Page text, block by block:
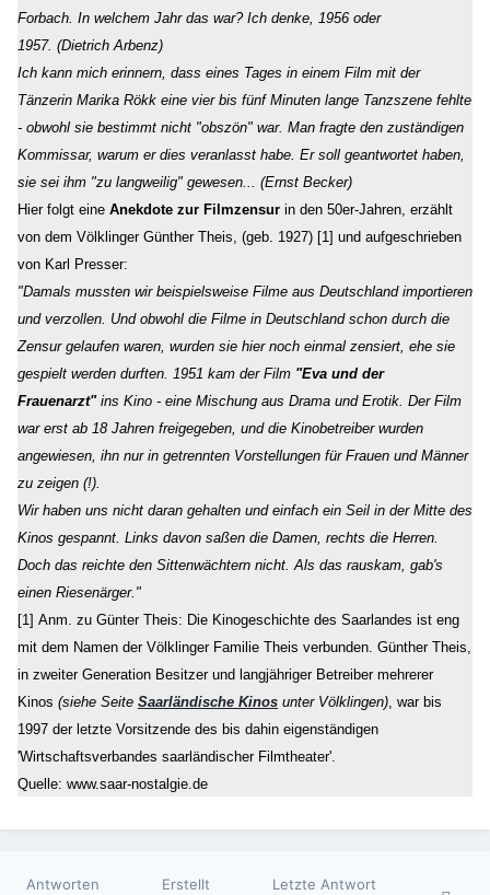
Forbach. In welchem Jahr das war? Ich denke, 1956 oder
1957. (Dietrich Arbenz)
Ich kann mich erinnern, dass eines Tages in einem Film mit der
Tänzerin Marika Rökk eine vier bis fünf Minuten lange Tanzszene fehlte
- obwohl sie bestimmt nicht "obszön" war. Man fragte den zuständigen
Kommissar, warum er dies veranlasst habe. Er soll geantwortet haben,
sie sei ihm "zu langweilig" gewesen... (Ernst Becker)
Hier folgt eine Anekdote zur Filmzensur in den 50er-Jahren, erzählt
von dem Völklinger Günther Theis, (geb. 1927) [1] und aufgeschrieben
von Karl Presser:
"Damals mussten wir beispielsweise Filme aus Deutschland importieren
und verzollen. Und obwohl die Filme in Deutschland schon durch die
Zensur gelaufen waren, wurden sie hier noch einmal zensiert, ehe sie
gespielt werden durften. 1951 kam der Film "Eva und der
Frauenarzt" ins Kino - eine Mischung aus Drama und Erotik. Der Film
war erst ab 18 Jahren freigegeben, und die Kinobetreiber wurden
angewiesen, ihn nur in getrennten Vorstellungen für Frauen und Männer
zu zeigen (!).
Wir haben uns nicht daran gehalten und einfach ein Seil in der Mitte des
Kinos gespannt. Links davon saßen die Damen, rechts die Herren.
Doch das reichte den Sittenwächtern nicht. Als das rauskam, gab's
einen Riesenärger."
[1] Anm. zu Günter Theis: Die Kinogeschichte des Saarlandes ist eng
mit dem Namen der Völklinger Familie Theis verbunden. Günther Theis,
in zweiter Generation Besitzer und langjähriger Betreiber mehrerer
Kinos (siehe Seite Saarländische Kinos unter Völklingen) , war bis
1997 der letzte Vorsitzende des bis dahin eigenständigen
'Wirtschaftsverbandes saarländischer Filmtheater'.
Quelle: www.saar-nostalgie.de
Antworten Erstellt Letzte Antwort